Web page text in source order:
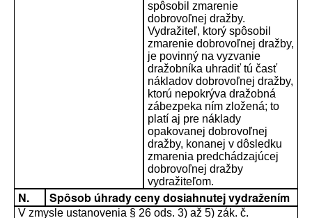
spôsobil zmarenie
dobrovoľnej dražby.
Vydražiteľ, ktorý spôsobil
zmarenie dobrovoľnej dražby,
je povinný na vyzvanie
dražobníka uhradiť tú časť
nákladov dobrovoľnej dražby,
ktorú nepokrýva dražobná
zábezpeka ním zložená; to
platí aj pre náklady
opakovanej dobrovoľnej
dražby, konanej v dôsledku
zmarenia predchádzajúcej
dobrovoľnej dražby
vydražiteľom.
N. Spôsob úhrady ceny dosiahnutej vydražením
V zmysle ustanovenia § 26 ods. 3) až 5) zák. č.